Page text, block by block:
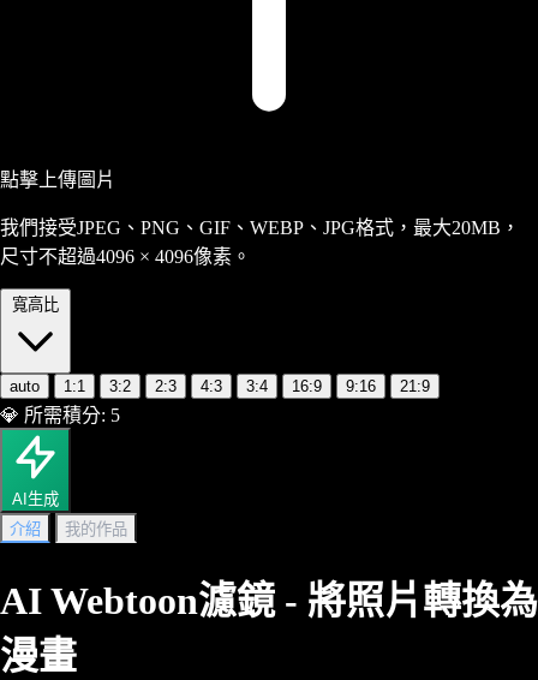
點擊上傳圖片
我們接受JPEG、PNG、GIF、WEBP、JPG格式，最大20MB，
尺寸不超過4096 × 4096像素。
寬高比
auto 1:1 3:2 2:3 4:3 3:4 16:9 9:16 21:9
💎 所需積分: 5
AI生成
介紹
我的作品
AI Webtoon濾鏡 - 將照片轉換為
漫畫